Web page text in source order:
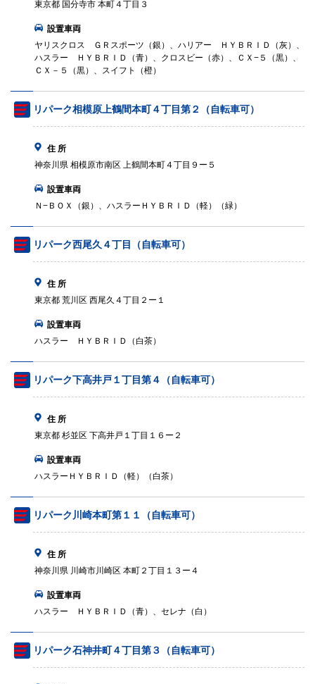
東京都 国分寺市 本町４丁目３
設置車両
ヤリスクロス ＧＲスポーツ（銀）、ハリアー ＨＹＢＲＩＤ（灰）、
ハスラー ＨＹＢＲＩＤ（青）、クロスビー（赤）、ＣＸ−５（黒）、
ＣＸ－５（黒）、スイフト（橙）
リパーク相模原上鶴間本町４丁目第２（自転車可）
住 所
神奈川県 相模原市南区 上鶴間本町４丁目９ー５
設置車両
Ｎ−ＢＯＸ（銀）、ハスラーＨＹＢＲＩＤ（軽）（緑）
リパーク西尾久４丁目（自転車可）
住 所
東京都 荒川区 西尾久４丁目２ー１
設置車両
ハスラー ＨＹＢＲＩＤ（白茶）
リパーク下高井戸１丁目第４（自転車可）
住 所
東京都 杉並区 下高井戸１丁目１６ー２
設置車両
ハスラーＨＹＢＲＩＤ（軽）（白茶）
リパーク川崎本町第１１（自転車可）
住 所
神奈川県 川崎市川崎区 本町２丁目１３ー４
設置車両
ハスラー ＨＹＢＲＩＤ（青）、セレナ（白）
リパーク石神井町４丁目第３（自転車可）